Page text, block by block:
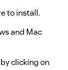
to install.
and Mac
clicking on